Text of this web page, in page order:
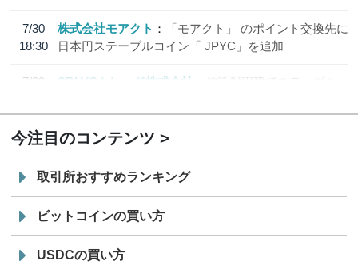
7/30
18:30
株式会社モアクト
「モアクト」 のポイント交換先に
日本円ステーブルコイン「 JPYC」を追加
7/29
SBI VCトレード株式会社
信託型円建てステーブル
今注目のコンテンツ
取引所おすすめランキング
ビットコインの買い方
USDCの買い方